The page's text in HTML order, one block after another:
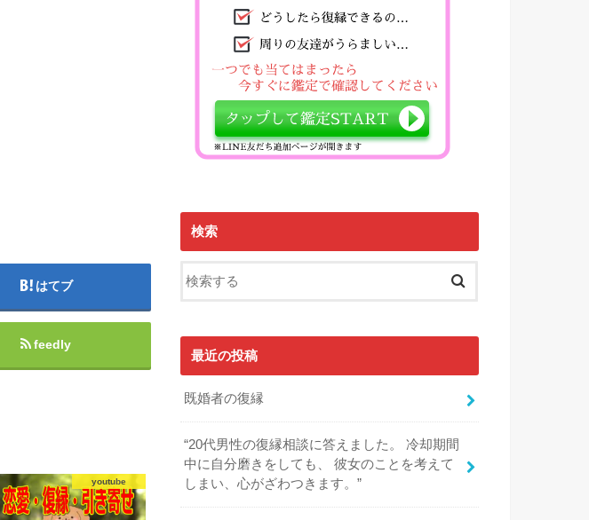
はてブ
feedly
youtube
検索
最近の投稿
既婚者の復縁
“20代男性の復縁相談に答えました。 冷却期間
中に自分磨きをしても、 彼女のことを考えて
しまい、心がざわつきます。”